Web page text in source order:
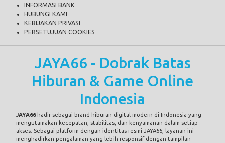
INFORMASI BANK
HUBUNGI KAMI
KEBIJAKAN PRIVASI
PERSETUJUAN COOKIES
JAYA66 - Dobrak Batas
Hiburan & Game Online
Indonesia
JAYA66hadir sebagai brand hiburan digital modern di Indonesia yang
mengutamakan kecepatan, stabilitas, dan kenyamanan dalam setiap
akses. Sebagai platform dengan identitas resmi JAYA66, layanan ini
menghadirkan pengalaman yang lebih responsif dengan tampilan